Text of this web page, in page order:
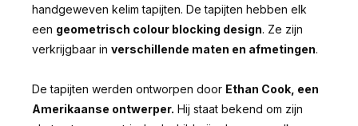
handgeweven kelim tapijten. De tapijten hebben elk
een geometrisch colour blocking design. Ze zijn
verkrijgbaar in verschillende maten en afmetingen.
De tapijten werden ontworpen door Ethan Cook, een
Amerikaanse ontwerper. Hij staat bekend om zijn